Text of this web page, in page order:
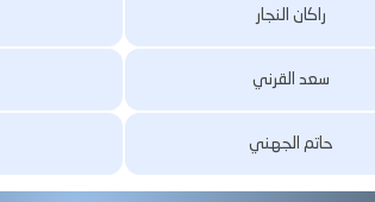
راكان النجار
سعد القرني
حاتم الجهني